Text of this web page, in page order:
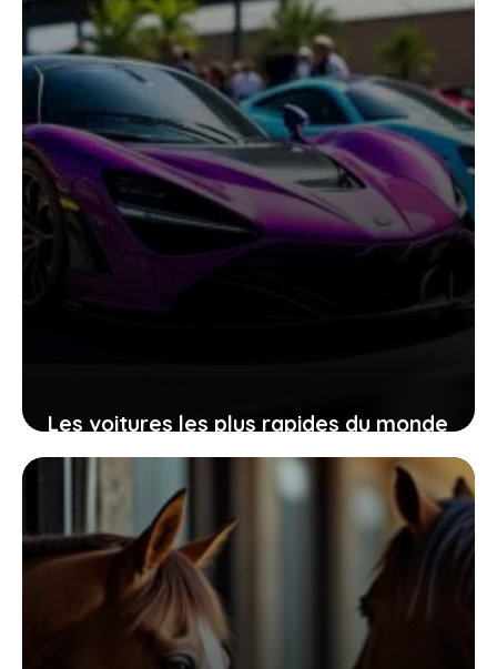
14 décembre 2025
Les voitures les plus rapides du monde
9 décembre 2025